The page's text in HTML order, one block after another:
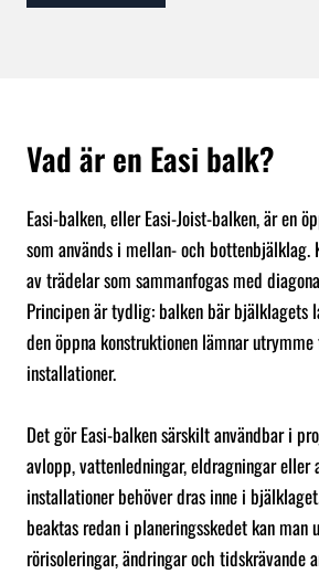
Vad är en Easi balk?
Easi-balken, eller Easi-Joist-balken, är en
som används i mellan- och bottenbjälklag.
av trädelar som sammanfogas med
Principen är tydlig: balken bär bjälklagets
den öppna konstruktionen lämnar
installationer.
Det gör Easi-balken särskilt användbar i
avlopp, vattenledningar, eldragningar eller
installationer behöver dras inne i
beaktas redan i planeringsskedet kan man
rörisoleringar, ändringar och tidskrävande